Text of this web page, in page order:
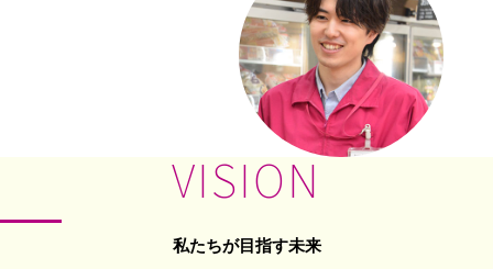
VISION
私たちが目指す未来